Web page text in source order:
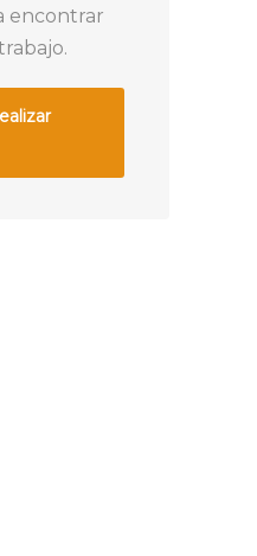
encontrar